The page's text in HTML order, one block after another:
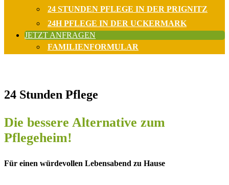
24 STUNDEN PFLEGE IN DER PRIGNITZ
24H PFLEGE IN DER UCKERMARK
JETZT ANFRAGEN
FAMILIENFORMULAR
24 Stunden Pflege
Die bessere Alternative zum
Pflegeheim!
Für einen würdevollen Lebensabend zu Hause